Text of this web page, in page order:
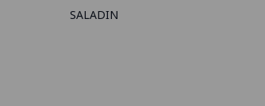
SALADIN